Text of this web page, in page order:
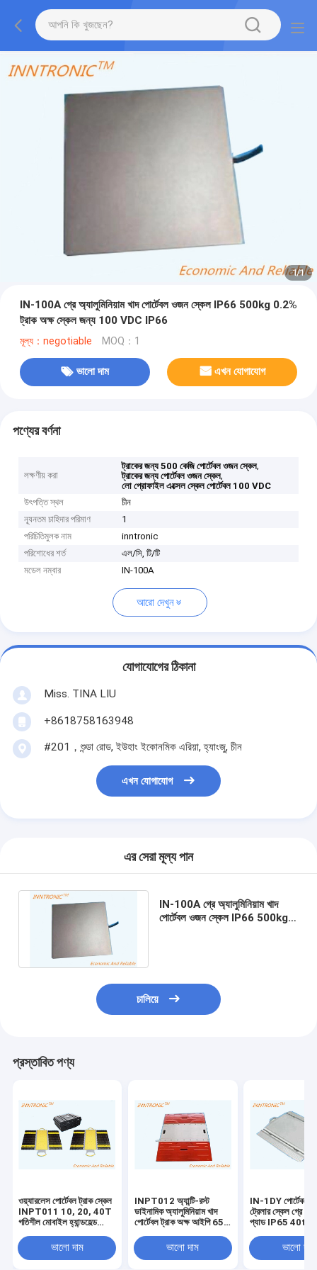
1/1
IN-100A গ্রে অ্যালুমিনিয়াম খাদ পোর্টেবল ওজন স্কেল IP66 500kg 0.2%
ট্রাক অক্ষ স্কেল জন্য 100 VDC IP66
মূল্য：negotiable MOQ：1
ভালো দাম এখন যোগাযোগ
পণ্যের বর্ণনা
লক্ষণীয় করা
ট্রাকের জন্য 500 কেজি পোর্টেবল ওজন স্কেল,
ট্রাকের জন্য পোর্টেবল ওজন স্কেল,
লো প্রোফাইল এক্সেল স্কেল পোর্টেবল 100 VDC
উৎপত্তি স্থল
চীন
ন্যূনতম চাহিদার পরিমাণ
1
পরিচিতিমুলক নাম
inntronic
পরিশোধের শর্ত
এল/সি, টি/টি
মডেল নম্বার
IN-100A
আরো দেখুন
যোগাযোগের ঠিকানা
Miss. TINA LIU
+8618758163948
#201，শুন্ডা রোড, ইউহাং ইকোনমিক এরিয়া, হ্যাংজু, চীন
এখন যোগাযোগ
এর সেরা মূল্য পান
IN-100A গ্রে অ্যালুমিনিয়াম খাদ
পোর্টেবল ওজন স্কেল IP66 500kg
চালিয়ে
প্রস্তাবিত পণ্য
ওয়্যারলেস পোর্টেবল ট্রাক স্কেল
INPT011 10, 20, 40T
গতিশীল মোবাইল হ্যান্ডহেল্ড
জন্য ওজন
ভালো দাম
INPT012 অ্যান্টি-রস্ট
ডাইনামিক অ্যালুমিনিয়াম খাদ
পোর্টেবল ট্রাক অক্ষ আইপি 65
± 0.1 ~ 0.3%F.S
ভালো দাম
IN-1DY পোর্টেবল
ট্রেলার স্কেল গ্রে
প্যাড IP65 40t
ভালো দাম